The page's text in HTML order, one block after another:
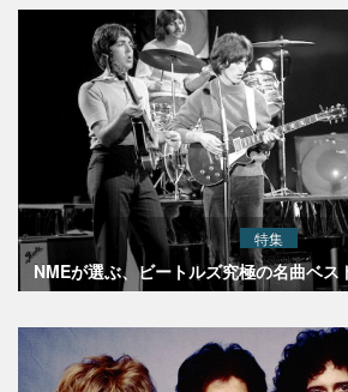
特集
NMEが選ぶ、ビートルズ究極の名曲ベ